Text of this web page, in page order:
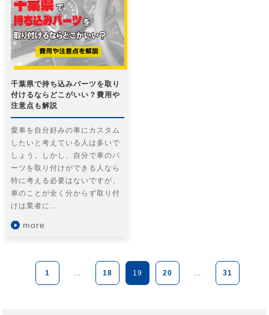
千葉県で持ち込みパーツを取り
付けるならどこがいい？費用や
注意点も解説
愛車を自分好みの車にカスタム
したいと考えている人は多いで
しょう。しかし、自分で車のパ
ーツを取り付けができる人なら
特に考える必要はないですが、
車のことが全く分からず取り付
けは業者に…
more
1 18 19 20 31